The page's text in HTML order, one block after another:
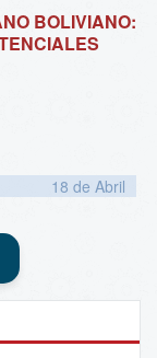
BOLIVIANO:
18 deAbril